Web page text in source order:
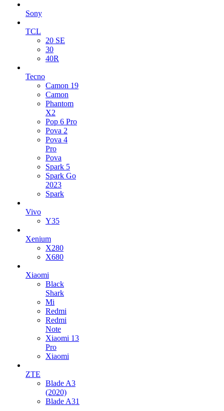
Sony
TCL
20 SE
30
40R
Tecno
Camon 19
Camon
Phantom
X2
Pop 6 Pro
Pova 2
Pova 4
Pro
Pova
Spark 5
Spark Go
2023
Spark
Vivo
Y35
Xenium
X280
X680
Xiaomi
Black
Shark
Mi
Redmi
Redmi
Note
Xiaomi 13
Pro
Xiaomi
ZTE
Blade A3
(2020)
Blade A31